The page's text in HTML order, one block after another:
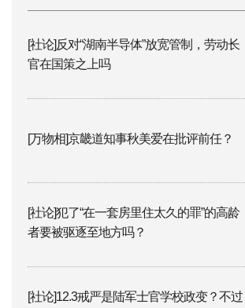
[社论]反对“湖南半导体”放宽管制，劳动长
官在国策之上吗
[万物相]京畿道知事秋美爱在批评前任？
[社论]犯了“在一套房里住太久的罪”的高龄
者要被驱逐至地方吗？
[社论]12.3戒严是陆军士官学校政变？不过